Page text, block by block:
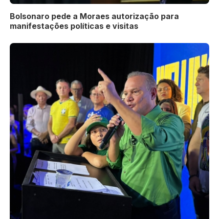
Bolsonaro pede a Moraes autorização para
manifestações políticas e visitas